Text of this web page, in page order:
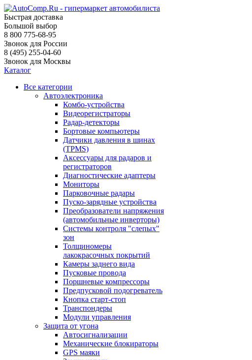
Быстрая доставка
Большой выбор
8 800 775-68-95
Звонок для России
8 (495) 255-04-60
Звонок для Москвы
Каталог
Все категории
Автоэлектроника
Комбо-устройства
Видеорегистраторы
Радар-детекторы
Бортовые компьютеры
Датчики давления в шинах
(TPMS)
Аксессуары для радаров и
регистраторов
Диагностические адаптеры
Мониторы
Парковочные радары
Пуско-зарядные устройства
Преобразователи напряжения
(автомобильные инверторы)
Системы контроля "слепых"
зон
Толщиномеры
лакокрасочных покрытий
Камеры заднего вида
Пусковые провода
Поршневые компрессоры
Предпусковой подогреватель
Кнопка старт-стоп
Транспондеры
Модули управления
Защита от угона
Автосигнализации
Механические блoкираторы
GPS маяки